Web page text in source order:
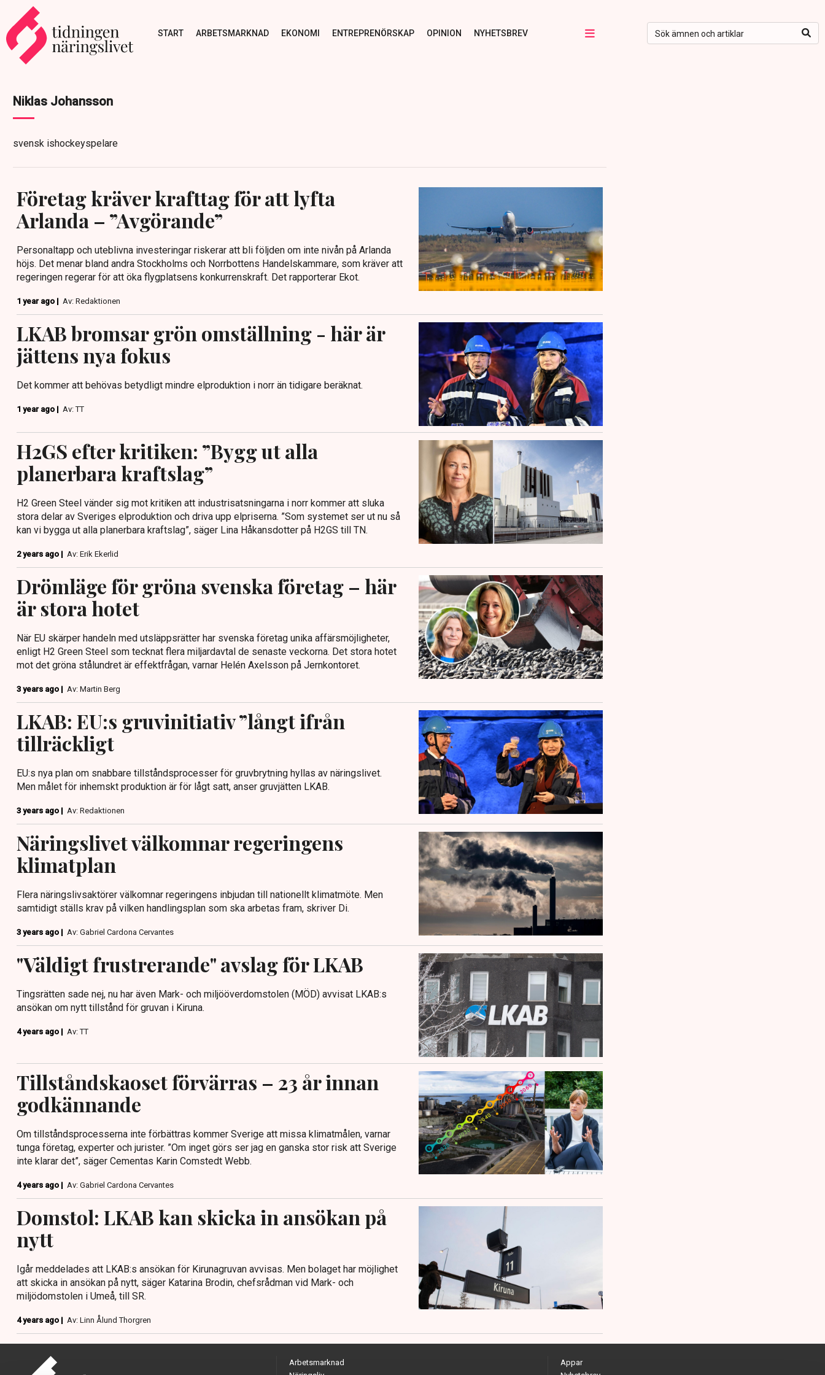
START ARBETSMARKNAD EKONOMI ENTREPRENÖRSKAP OPINION NYHETSBREV
Niklas Johansson
svensk ishockeyspelare
Företag kräver krafttag för att lyfta
Arlanda – ”Avgörande”
Personaltapp och uteblivna investeringar riskerar att bli följden om inte nivån på Arlanda
höjs. Det menar bland andra Stockholms och Norrbottens Handelskammare, som kräver att
regeringen regerar för att öka flygplatsens konkurrenskraft. Det rapporterar Ekot.
1 year ago | Av: Redaktionen
LKAB bromsar grön omställning - här är
jättens nya fokus
Det kommer att behövas betydligt mindre elproduktion i norr än tidigare beräknat.
1 year ago | Av: TT
H2GS efter kritiken: ”Bygg ut alla
planerbara kraftslag”
H2 Green Steel vänder sig mot kritiken att industrisatsningarna i norr kommer att sluka
stora delar av Sveriges elproduktion och driva upp elpriserna. ”Som systemet ser ut nu så
kan vi bygga ut alla planerbara kraftslag”, säger Lina Håkansdotter på H2GS till TN.
2 years ago | Av: Erik Ekerlid
Drömläge för gröna svenska företag – här
är stora hotet
När EU skärper handeln med utsläppsrätter har svenska företag unika affärsmöjligheter,
enligt H2 Green Steel som tecknat flera miljardavtal de senaste veckorna. Det stora hotet
mot det gröna stålundret är effektfrågan, varnar Helén Axelsson på Jernkontoret.
3 years ago | Av: Martin Berg
LKAB: EU:s gruvinitiativ ”långt ifrån
tillräckligt
EU:s nya plan om snabbare tillståndsprocesser för gruvbrytning hyllas av näringslivet.
Men målet för inhemskt produktion är för lågt satt, anser gruvjätten LKAB.
3 years ago | Av: Redaktionen
Näringslivet välkomnar regeringens
klimatplan
Flera näringslivsaktörer välkomnar regeringens inbjudan till nationellt klimatmöte. Men
samtidigt ställs krav på vilken handlingsplan som ska arbetas fram, skriver Di.
3 years ago | Av: Gabriel Cardona Cervantes
"Väldigt frustrerande" avslag för LKAB
Tingsrätten sade nej, nu har även Mark- och miljööverdomstolen (MÖD) avvisat LKAB:s
ansökan om nytt tillstånd för gruvan i Kiruna.
4 years ago | Av: TT
Tillståndskaoset förvärras – 23 år innan
godkännande
Om tillståndsprocesserna inte förbättras kommer Sverige att missa klimatmålen, varnar
tunga företag, experter och jurister. ”Om inget görs ser jag en ganska stor risk att Sverige
inte klarar det”, säger Cementas Karin Comstedt Webb.
4 years ago | Av: Gabriel Cardona Cervantes
Domstol: LKAB kan skicka in ansökan på
nytt
Igår meddelades att LKAB:s ansökan för Kirunagruvan avvisas. Men bolaget har möjlighet
att skicka in ansökan på nytt, säger Katarina Brodin, chefsrådman vid Mark- och
miljödomstolen i Umeå, till SR.
4 years ago | Av: Linn Ålund Thorgren
Arbetsmarknad
Appar